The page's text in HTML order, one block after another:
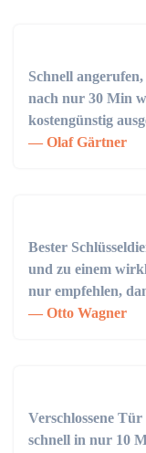
Schnell
nach nur 30 Min
kostengünstig
Olaf Gärtner
Bester
und zu einem
nur empfehlen,
Otto Wagner
Verschlossene
schnell in nur 10